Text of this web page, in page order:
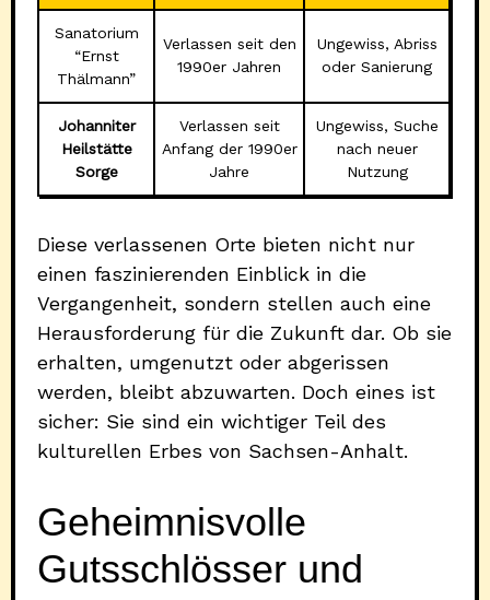
Sanatorium
“Ernst
Thälmann”
Verlassen seit den
1990er Jahren
Ungewiss, Abriss
oder Sanierung
Johanniter
Heilstätte
Sorge
Verlassen seit
Anfang der 1990er
Jahre
Ungewiss, Suche
nach neuer
Nutzung
Diese verlassenen Orte bieten nicht nur
einen faszinierenden Einblick in die
Vergangenheit, sondern stellen auch eine
Herausforderung für die Zukunft dar. Ob sie
erhalten, umgenutzt oder abgerissen
werden, bleibt abzuwarten. Doch eines ist
sicher: Sie sind ein wichtiger Teil des
kulturellen Erbes von Sachsen-Anhalt.
Geheimnisvolle
Gutsschlösser und